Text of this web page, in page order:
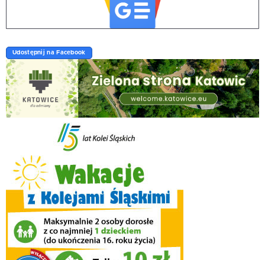
Udostępnij na Facebook